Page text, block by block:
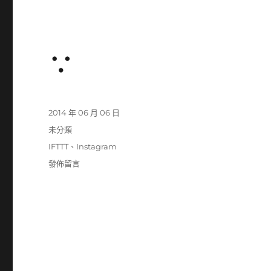
∵
發
佈
期:
2014 年 06 月 06 日
分
未分類
標
籤
IFTTT、 Instagram
在
發佈留言